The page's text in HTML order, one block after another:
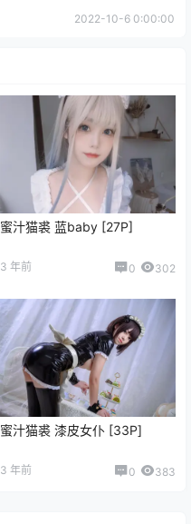
2022-10-6 0:00:00
蜜汁猫裘 蓝baby [27P]
3 年前 0 302
蜜汁猫裘 漆皮女仆 [33P]
3 年前 0 383